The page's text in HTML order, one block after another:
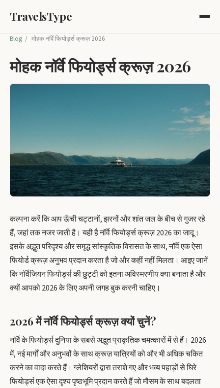
TravelsType
Blog / मोहक नॉर्वे फियोर्ड्स क्रूज़ 2026
मोहक नॉर्वे फियोर्ड्स क्रूज़ 2026
कल्पना करें कि आप ऊँची चट्टानों, झरनों और शांत जल के बीच से गुजर रहे
हैं, जहां तक नजर जाती है। यही है नॉर्वे फियोर्ड्स क्रूज़ 2026 का जादू।
इसके अद्भुत परिदृश्य और समृद्ध सांस्कृतिक विरासत के साथ, नॉर्वे एक ऐसा
फियोर्ड क्रूज़ अनुभव प्रदान करता है जो और कहीं नहीं मिलता। आइए जानें
कि नॉर्वेजियन फियोर्ड्स की छुट्टी को इतना अविस्मरणीय क्या बनाता है और
क्यों आपको 2026 के लिए अपनी जगह बुक करनी चाहिए।
2026 में नॉर्वे फियोर्ड्स क्रूज़ क्यों चुनें?
नॉर्वे के फियोर्ड्स दुनिया के सबसे अद्भुत प्राकृतिक चमत्कारों में से हैं। 2026
में, नई मार्गों और अनुभवों के साथ क्रूज़ यात्रियों को और भी अधिक चकित
करने का वादा करते हैं। ग्लेशियरों द्वारा तराशे गए और भव्य पहाड़ों से घिरे
फियोर्ड्स एक ऐसा दृश्य पृष्ठभूमि प्रदान करते हैं जो मौसम के साथ बदलता